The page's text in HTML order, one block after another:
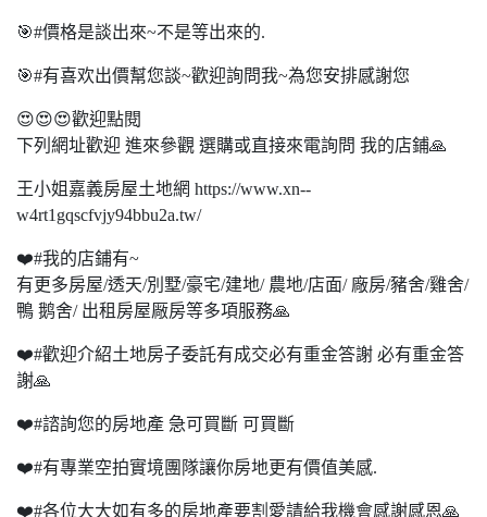
🎯#價格是談出來~不是等出來的.
🎯#有喜欢出價幫您談~歡迎詢問我~為您安排感謝您
😍😍😍歡迎點閱
下列網址歡迎 進來參觀 選購或直接來電詢問 我的店鋪🙏
王小姐嘉義房屋土地網 https://www.xn--
w4rt1gqscfvjy94bbu2a.tw/
❤️#我的店鋪有~
有更多房屋/透天/別墅/豪宅/建地/ 農地/店面/ 廠房/豬舍/雞舍/
鴨 鹅舍/ 出租房屋厰房等多項服務🙏
❤️#歡迎介紹土地房子委託有成交必有重金答謝 必有重金答
謝🙏
❤️#諮詢您的房地產 急可買斷 可買斷
❤️#有專業空拍實境團隊讓你房地更有價值美感.
❤️#各位大大如有多的房地產要割愛請給我機會感謝感恩🙏